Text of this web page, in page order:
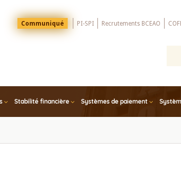
Menu
Top
Communiqué PI-SPI Recrutements BCEAO
Stabilité financière Systèmes de paiement